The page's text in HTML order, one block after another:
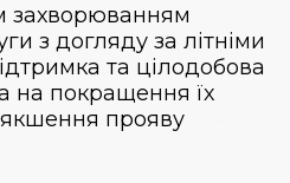
захворюванням
з догляду за літніми
та цілодобова
на покращення їх
прояву